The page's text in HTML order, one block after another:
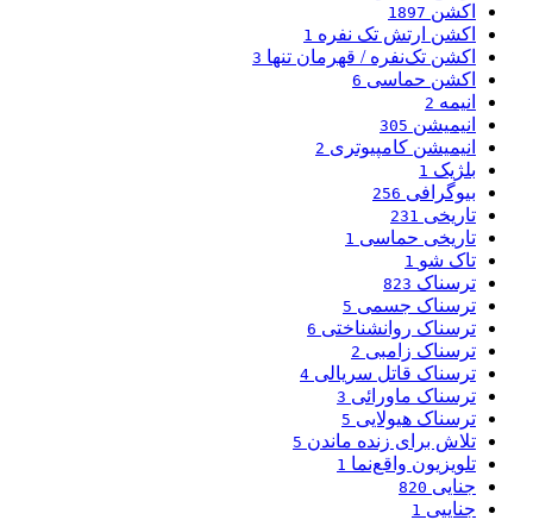
اکشن 1897
اکشن ارتش تک نفره 1
اکشن تک‌نفره / قهرمان تنها 3
اکشن حماسی 6
انیمه 2
انیمیشن 305
انیمیشن کامپیوتری 2
بلژیک 1
بیوگرافی 256
تاریخی 231
تاریخی حماسی 1
تاک شو 1
ترسناک 823
ترسناک جسمی 5
ترسناک روانشناختی 6
ترسناک زامبی 2
ترسناک قاتل سریالی 4
ترسناک ماورائی 3
ترسناک هیولایی 5
تلاش برای زنده ماندن 5
تلویزیون واقع‌نما 1
جنایی 820
جناییی 1